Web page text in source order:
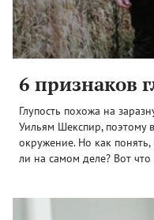
6 признаков
Глупость похожа на
Уильям Шекспир, поэтому
окружение. Но как
ли на самом деле? Вот что